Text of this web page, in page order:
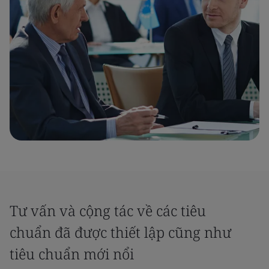
Tư vấn và cộng tác về các tiêu
chuẩn đã được thiết lập cũng như
tiêu chuẩn mới nổi